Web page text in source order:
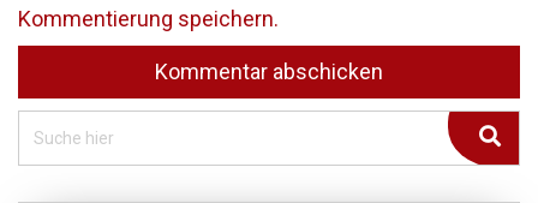
Kommentierung speichern.